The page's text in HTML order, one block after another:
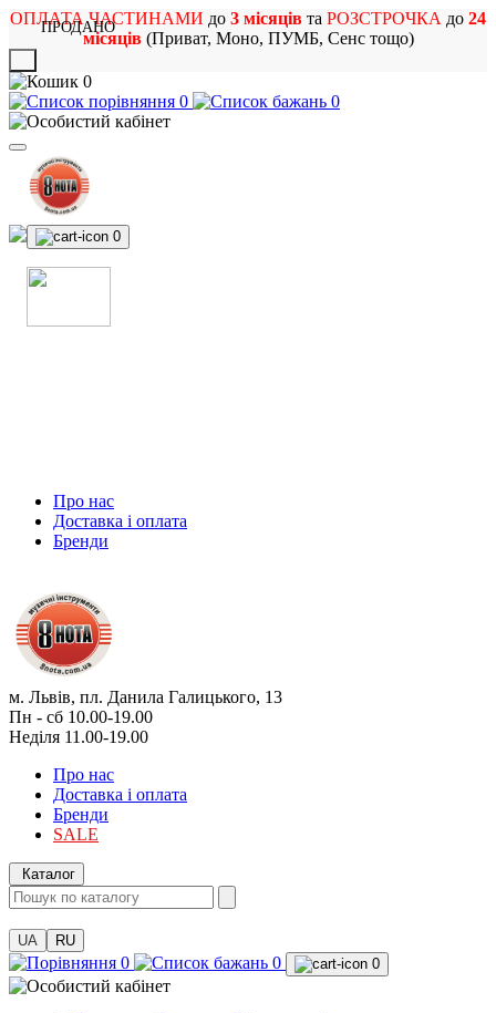
ОПЛАТА ЧАСТИНАМИ до 3 місяців та РОЗСТРОЧКА до 24
місяців(Приват, Моно, ПУМБ, Сенс тощо)
0
0
0
0
Про нас
Доставка і оплата
Бренди
м. Львів, пл. Данила Галицького, 13
Пн - сб 10.00-19.00
Неділя 11.00-19.00
Про нас
Доставка і оплата
Бренди
SALE
Каталог
UA RU
0 0 0
ПРОДАНО